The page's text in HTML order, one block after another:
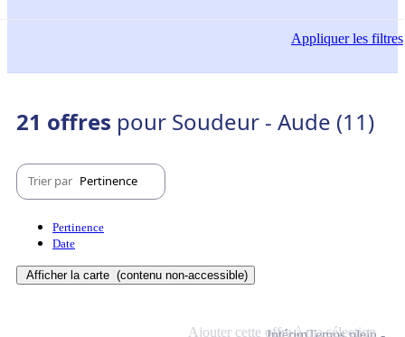
Appliquerles filtres
21 offres pour Soudeur - Aude (11)
Trier par Pertinence
Pertinence
Date
Afficher la carte (contenu non-accessible)
Ajouter cette offre à ma sélection